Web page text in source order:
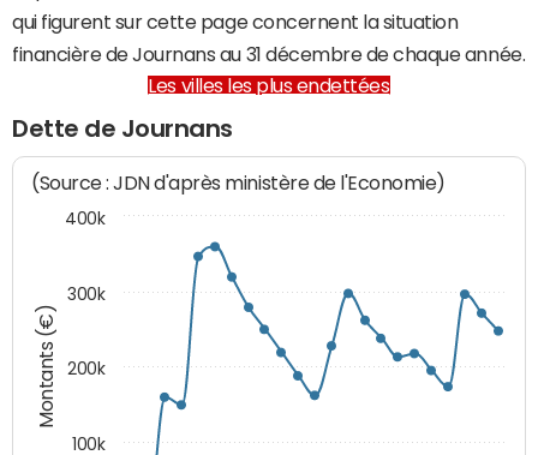
qui figurent sur cette page concernent la situation
financière de Journans au 31 décembre de chaque année.
Les villes les plus endettées
Dette de Journans
Montants (€)
(Source : JDN d'après ministère de l'Economie)
100k
200k
300k
400k